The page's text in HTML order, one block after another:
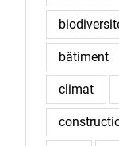
bâtiment
climat